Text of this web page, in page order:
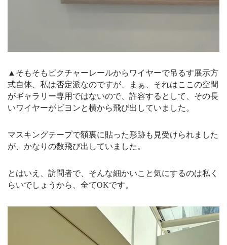
▲そもそもピクチャーレールからワイヤーで吊るす展示方
式自体、私は否定派なのですが、まぁ、それはここの空間
がギャラリー専用ではないので、許容するとして、その長
いワイヤーがビヨンと横から飛び出していました。
マスキングテープで額裏に貼った形跡も見受けられました
が、かなりの数飛び出していました。
とはいえ、訪問者で、そんな細かいこと気にするのは私く
らいでしょうから、全てOKです。